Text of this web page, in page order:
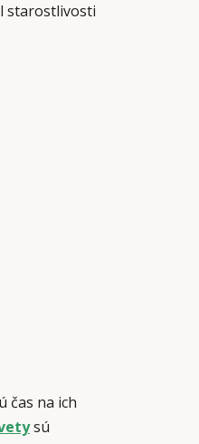
starostlivosti
čas na ich
sú